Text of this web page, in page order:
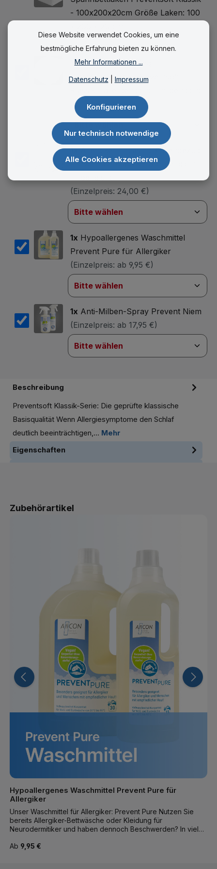
- 100x200x20cm Größe Laken: 100
(Einzelpreis:54,00 €)
1x Allergiker Encasing
Bettdeckenbezug Preventsoft
(Einzelpreis:42,00 €)
1x Allergiker Encasing Kissenbezug
Preventsoft Klassik - allergendicht -
(Einzelpreis: 24,00 €)
1x Hypoallergenes Waschmittel
Prevent Pure für Allergiker
(Einzelpreis: ab 9,95 €)
1x Anti-Milben-Spray Prevent Niem
(Einzelpreis: ab 17,95 €)
Beschreibung
Preventsoft Klassik-Serie: Die geprüfte klassische
Basisqualität Wenn Allergiesymptome den Schlaf
deutlich beeinträchtigen,… Mehr
Eigenschaften
Zubehörartikel
Hypoallergenes Waschmittel Prevent Pure für
Allergiker
Unser Waschmittel für Allergiker: Prevent Pure Nutzen Sie
bereits Allergiker-Bettwäsche oder Kleidung für
Neurodermitiker und haben dennoch Beschwerden? In vielen
verwendeten Waschmittel. Enthält dieses hautreizende oder
Regulärer Preis:
Ab 9,95 €
Diese Website verwendet Cookies, um eine
bestmögliche Erfahrung bieten zu können.
Mehr Informationen ...
Datenschutz Impressum
Nur technisch notwendige
Konfigurieren
Alle Cookies akzeptieren